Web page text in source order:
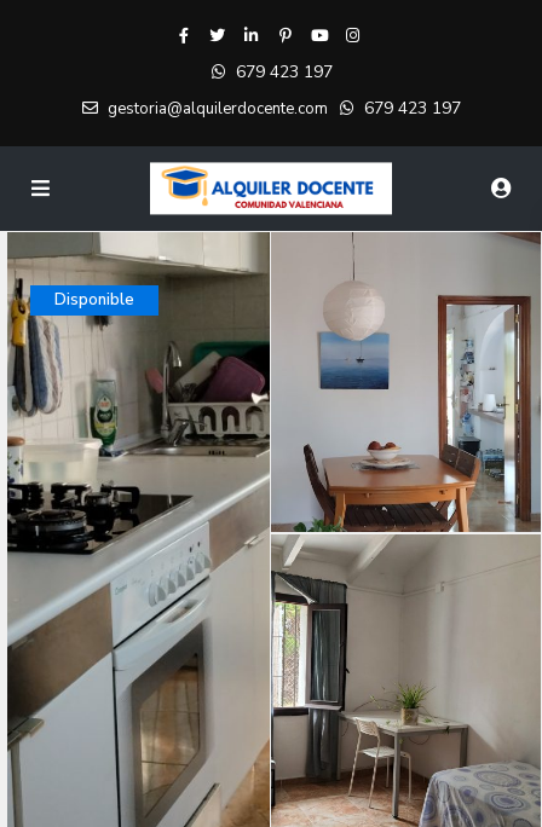
679 423 197
gestoria@alquilerdocente.com 679 423 197
Disponible